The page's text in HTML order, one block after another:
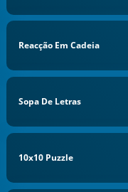
Reacção Em Cadeia
Sopa De Letras
10x10 Puzzle